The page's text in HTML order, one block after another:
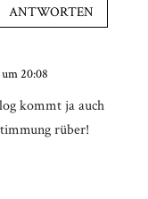
ANTWORTEN
20:08
kommt ja auch
rüber!